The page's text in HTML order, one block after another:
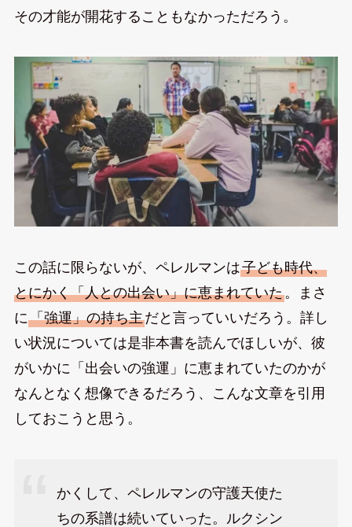
その才能が開花することもなかっただろう。
この話に限らないが、ペレルマンは子ども時代、
とにかく「人との出会い」に恵まれていた。まさ
に「強運」の持ち主だと言っていいだろう。詳し
い状況については是非本書を読んでほしいが、彼
がいかに「出会いの強運」に恵まれていたのかが
なんとなく想像できるだろう、こんな文章を引用
しておこうと思う。
かくして、ペレルマンの守護天使た
ちの系譜は続いていった。ルクシン